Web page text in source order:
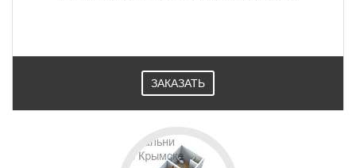
ЗАКАЗАТЬ